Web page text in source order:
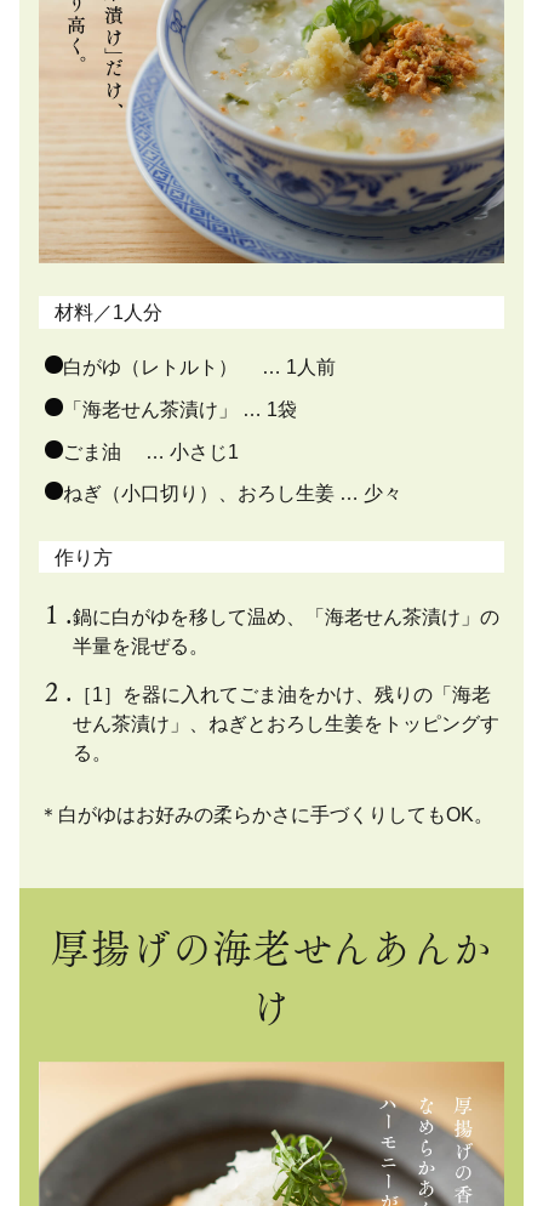
材料／1人分
白がゆ（レトルト） … 1人前
「海老せん茶漬け」 … 1袋
ごま油 … 小さじ1
ねぎ（小口切り）、おろし生姜 … 少々
作り方
鍋に白がゆを移して温め、「海老せん茶漬け」の
半量を混ぜる。
［1］を器に入れてごま油をかけ、残りの「海老
せん茶漬け」、ねぎとおろし生姜をトッピングす
る。
＊白がゆはお好みの柔らかさに手づくりしてもOK。
厚揚げの海老せんあんか
け